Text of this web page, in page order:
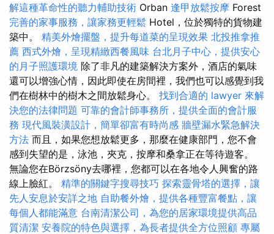
解這種革命性的聽力輔助技術 Orban 逢甲放鬆按摩 Forest
完善的家事服務，讓家務更輕鬆 Hotel，位於獨特的貨物建
築中。 精美外燴擺盤，提升每道菜的呈現效果 北投推拿推
薦 西式外燴，呈現精緻西餐風味 台北月子中心，提供安心
的月子照護環境 除了非凡的建築解決方案外，酒店的氣味
還可以增強心情，因此即使在房間裡，我們也可以感覺到我
們在樹林中的樹木之間放鬆身心。 找到合適的 lawyer 來解
決您的法律問題 可靠的會計師事務所，提供全面的會計服
務 現代風裝潢設計，簡單卻富有時尚感 牆壁漏水緊急解決
方法 而且，如果您想放鬆更多，那麼在健康部門，您不會
感到失望的是，泳池，夾克，按摩和桑拿正在等待遊客。
無論您在Börzsöny去哪裡，您都可以在各地令人興奮的路
線上臉紅。 精準的關鍵字搜尋技巧 探索靈骨塔的選擇，讓
先人安息於安詳之地 自助餐外燴，提供各種豐富餐點，讓
每個人都能滿意 台南清潔公司，為您的居家環境提供高品
質清潔 安養院的特色與選擇，為長者提供全方位照顧 專屬